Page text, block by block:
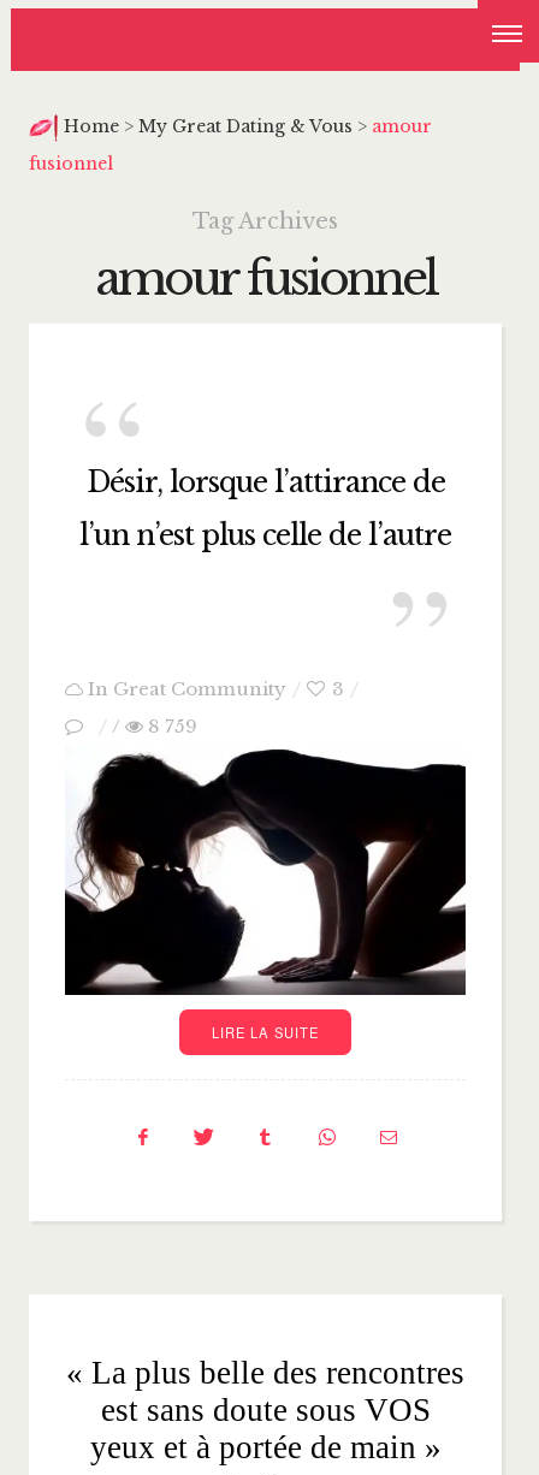
Home > My Great Dating & Vous > amour
fusionnel
Tag Archives
amour fusionnel
Désir, lorsque l’attirance de
l’un n’est plus celle de l’autre
In Great Community
3
/
8 759
LIRE LA SUITE
« La plus belle des rencontres
est sans doute sous VOS
yeux et à portée de main »